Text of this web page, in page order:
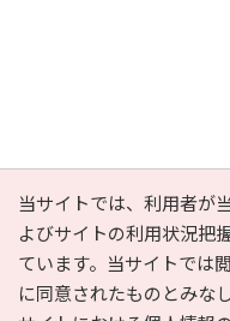
当サイトでは、利用者が
よびサイトの利用状況把
ています。当サイトでは
に同意されたものとみな